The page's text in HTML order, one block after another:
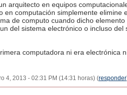
arquitecto en equipos
en computación simplemente elimine
de computo cuando dicho
del sistema electrónico o incluso del
computadora ni era electrónica
4, 2013 - 02:31 PM (14:31 horas) (responder